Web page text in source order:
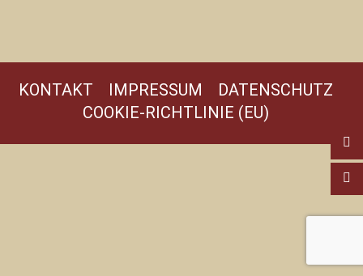
KONTAKT IMPRESSUM
DATENSCHUTZ
COOKIE-RICHTLINIE (EU)